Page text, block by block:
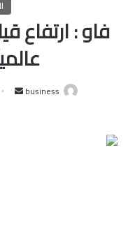
فاو : ارتفاع
business
أرسل